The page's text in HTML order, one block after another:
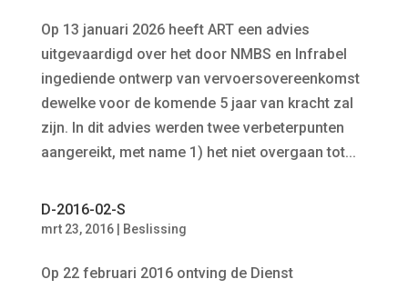
Op 13 januari 2026 heeft ART een advies
uitgevaardigd over het door NMBS en Infrabel
ingediende ontwerp van vervoersovereenkomst
dewelke voor de komende 5 jaar van kracht zal
zijn. In dit advies werden twee verbeterpunten
aangereikt, met name 1) het niet overgaan tot...
D-2016-02-S
mrt 23, 2016| Beslissing
Op 22 februari 2016 ontving de Dienst